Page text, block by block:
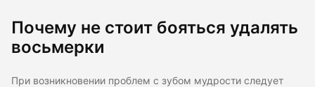
Почему не стоит бояться удалять
восьмерки
При возникновении проблем с зубом мудрости следует